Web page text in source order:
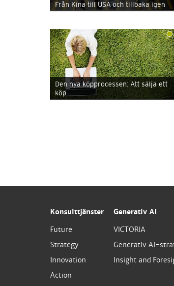
Från Kina till USA och tillbaka igen
Den nya köpprocessen: Att sälja ett
köp
Konsulttjänster
Future
Strategy
Innovation
Action
Generativ AI
VICTORIA
Generativ AI-
Insight and